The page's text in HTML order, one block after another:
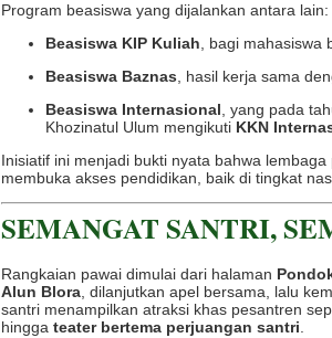
Program beasiswa yang dijalankan antara lain:
Beasiswa KIP Kuliah , bagi
Beasiswa Baznas , hasil kerja sama
Beasiswa Internasional , yang pada
Khozinatul Ulum mengikuti KKN
Inisiatif ini menjadi bukti nyata bahwa
membuka akses pendidikan, baik di tingkat
SEMANGAT SANTRI,
Rangkaian pawai dimulai dari halaman
Alun Blora , dilanjutkan apel bersama, lalu
santri menampilkan atraksi khas pesantren
hingga teater bertema perjuangan santri